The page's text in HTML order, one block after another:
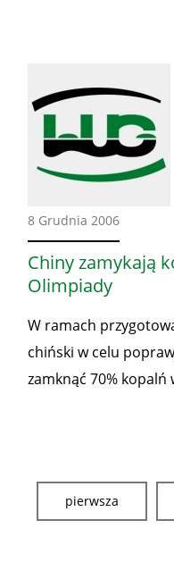
8 Grudnia 2006Ze
świata
Chiny zamykają
Olimpiady
W ramach
chiński w celu
zamknąć 70% kopalń
pierwsza